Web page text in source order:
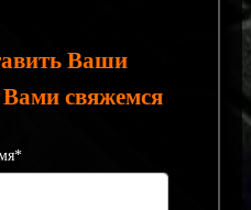
Ваши
свяжемся